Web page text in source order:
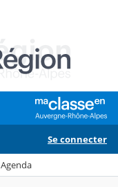
Se connecter
Agenda